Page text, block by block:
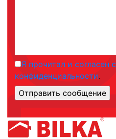
Я прочитал и согласен
конфиденциальности.